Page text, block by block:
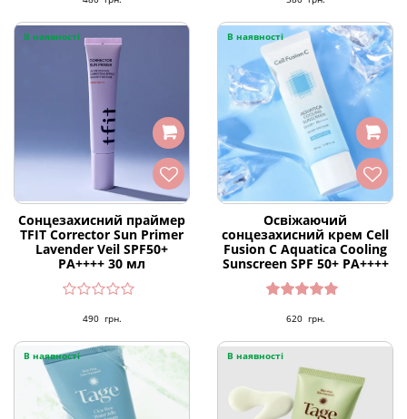
В наявності
Сонцезахисний праймер
TFIT Corrector Sun Primer
Lavender Veil SPF50+
PA++++ 30 мл
490 грн.
В наявності
Освіжаючий
сонцезахисний крем Cell
Fusion C Aquatica Cooling
Sunscreen SPF 50+ PA++++
5.00з 5
620 грн.
В наявності В наявності